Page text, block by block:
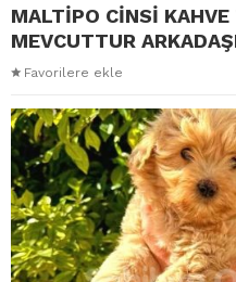
MALTİPO CİNSİ KAHVE
MEVCUTTUR
Favorilere ekle